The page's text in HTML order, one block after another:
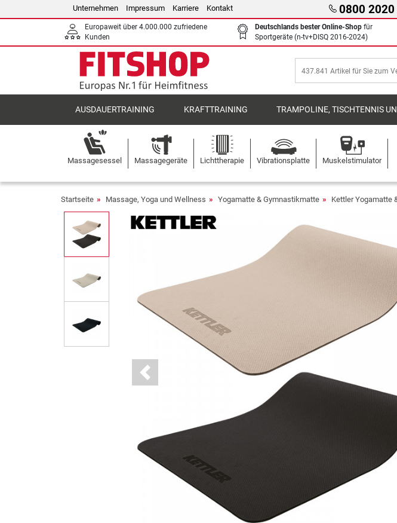
Unternehmen Impressum Karriere Kontakt 0800 2020
Europaweit über 4.000.000 zufriedene
Kunden
Deutschlands bester Online-Shop für
Sportgeräte (n-tv+DISQ 2016-2024)
AUSDAUERTRAINING KRAFTTRAINING TRAMPOLINE, TISCHTENNIS
Massagesessel Massagegeräte Lichttherapie Vibrationsplatte Muskelstimulator
Startseite Massage, Yoga und Wellness Yogamatte & Gymnastikmatte Kettler Yogamatte
Previous